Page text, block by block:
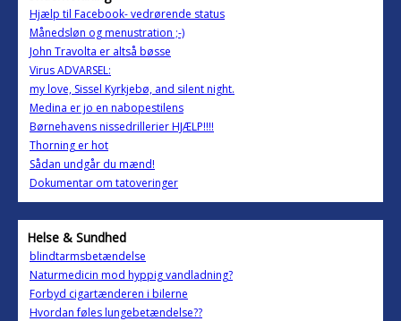
Hjælp til Facebook- vedrørende status
Månedsløn og menustration ;-)
John Travolta er altså bøsse
Virus ADVARSEL:
my love, Sissel Kyrkjebø, and silent night.
Medina er jo en nabopestilens
Børnehavens nissedrillerier HJÆLP!!!!
Thorning er hot
Sådan undgår du mænd!
Dokumentar om tatoveringer
Helse & Sundhed
blindtarmsbetændelse
Naturmedicin mod hyppig vandladning?
Forbyd cigartænderen i bilerne
Hvordan føles lungebetændelse??